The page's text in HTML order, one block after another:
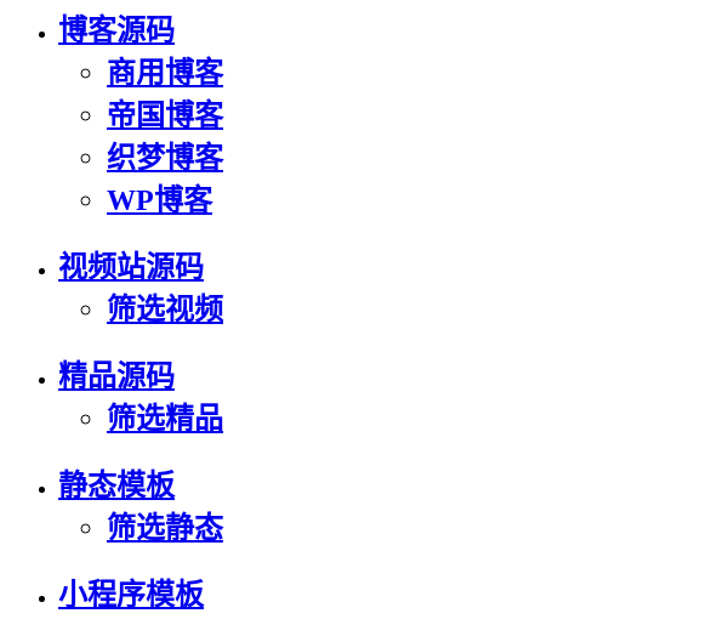
博客源码
商用博客
帝国博客
织梦博客
WP博客
视频站源码
筛选视频
精品源码
筛选精品
静态模板
筛选静态
小程序模板